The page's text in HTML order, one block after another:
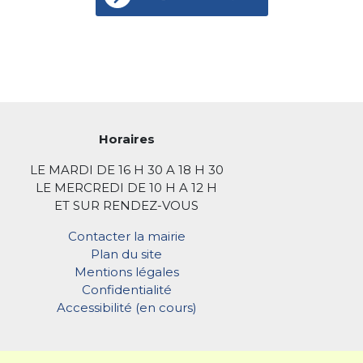
Horaires
LE MARDI DE 16 H 30 A 18 H 30
LE MERCREDI DE 10 H A 12 H
ET SUR RENDEZ-VOUS
Contacter la mairie
Plan du site
Mentions légales
Confidentialité
Accessibilité (en cours)